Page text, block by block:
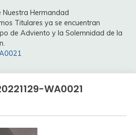
Hermandad
Titulares ya se encuentran
de Adviento y la Solemnidad de la
WA0021